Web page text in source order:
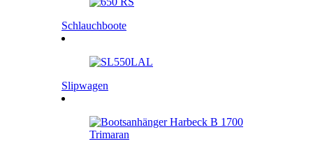
Schlauchboote
Slipwagen